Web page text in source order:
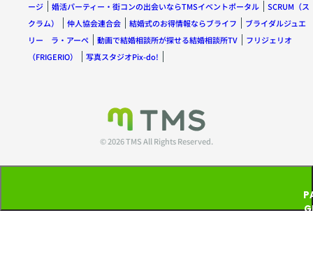
ージ
婚活パーティー・街コンの出会いならTMSイベントポータル
SCRUM（ス
クラム）
仲人協会連合会 結婚式のお得情報ならブライフ
ブライダルジュエ
リー ラ・アーペ
動画で結婚相談所が探せる結婚相談所TV
フリジェリオ
（FRIGERIO）
写真スタジオPix-do!
© 2026 TMS All Rights Reserved.